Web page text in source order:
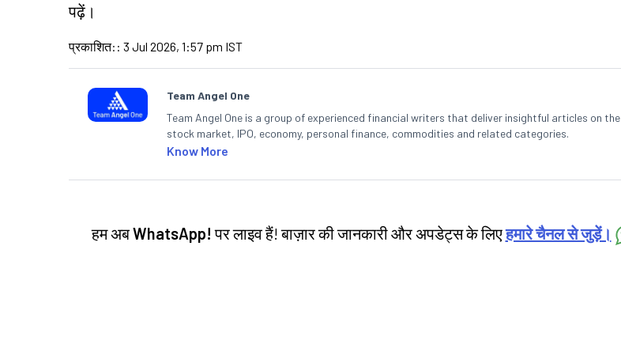
पढ़ें।
प्रकाशित: : 3 Jul 2026, 1:57 pm IST
Team Angel One
Team Angel One is a group of experienced financial writers that deliver insightful articles on the
stock market, IPO, economy, personal finance, commodities and related categories.
Know More
हम अबWhatsApp! पर लाइव हैं! बाज़ार की जानकारी और अपडेट्स के लिएहमारे चैनल से जुड़ें।